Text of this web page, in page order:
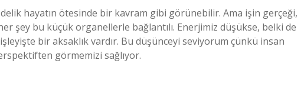
hayatın ötesinde bir kavram gibi görünebilir. Ama işin gerçeği,
şey bu küçük organellerle bağlantılı. Enerjimiz düşükse, belki de
bir aksaklık vardır. Bu düşünceyi seviyorum çünkü insan
görmemizi sağlıyor.